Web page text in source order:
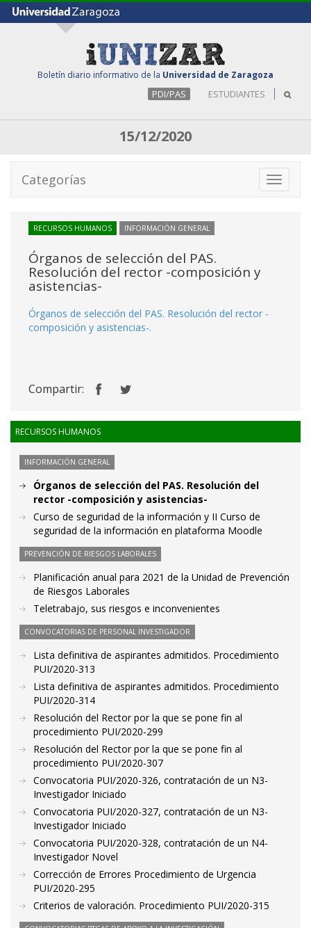
Boletín diario informativo de la Universidad de Zaragoza
PDI/PAS ESTUDIANTES
15/12/2020
Toggle
Categorías
RECURSOS HUMANOS INFORMACIÓN GENERAL
Órganos de selección del PAS.
Resolución del rector -composición y
asistencias-
Órganos de selección del PAS. Resolución del rector -
composición y asistencias-.
Compartir:
RECURSOS HUMANOS
INFORMACIÓN GENERAL
Órganos de selección del PAS. Resolución del
rector -composición y asistencias-
Curso de seguridad de la información y II Curso de
seguridad de la información en plataforma Moodle
PREVENCIÓN DE RIESGOS LABORALES
Planificación anual para 2021 de la Unidad de Prevención
de Riesgos Laborales
Teletrabajo, sus riesgos e inconvenientes
CONVOCATORIAS DE PERSONAL INVESTIGADOR
Lista definitiva de aspirantes admitidos. Procedimiento
PUI/2020-313
Lista definitiva de aspirantes admitidos. Procedimiento
PUI/2020-314
Resolución del Rector por la que se pone fin al
procedimiento PUI/2020-299
Resolución del Rector por la que se pone fin al
procedimiento PUI/2020-307
Convocatoria PUI/2020-326, contratación de un N3-
Investigador Iniciado
Convocatoria PUI/2020-327, contratación de un N3-
Investigador Iniciado
Convocatoria PUI/2020-328, contratación de un N4-
Investigador Novel
Corrección de Errores Procedimiento de Urgencia
PUI/2020-295
Criterios de valoración. Procedimiento PUI/2020-315